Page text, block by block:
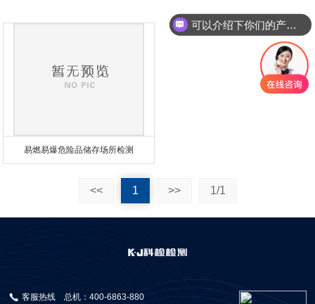
易燃易爆危险品储存场所检测
<< 1 >> 1/1
客服热线 总机：400-6863-880
可以介绍下你们的产品么